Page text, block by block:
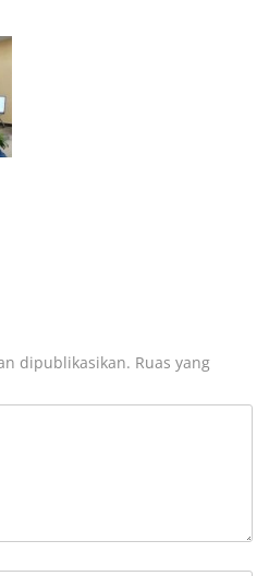
dipublikasikan. Ruas yang